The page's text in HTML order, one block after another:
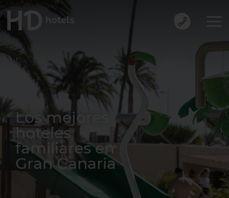
Los mejores
hoteles
familiares en
Gran Canaria